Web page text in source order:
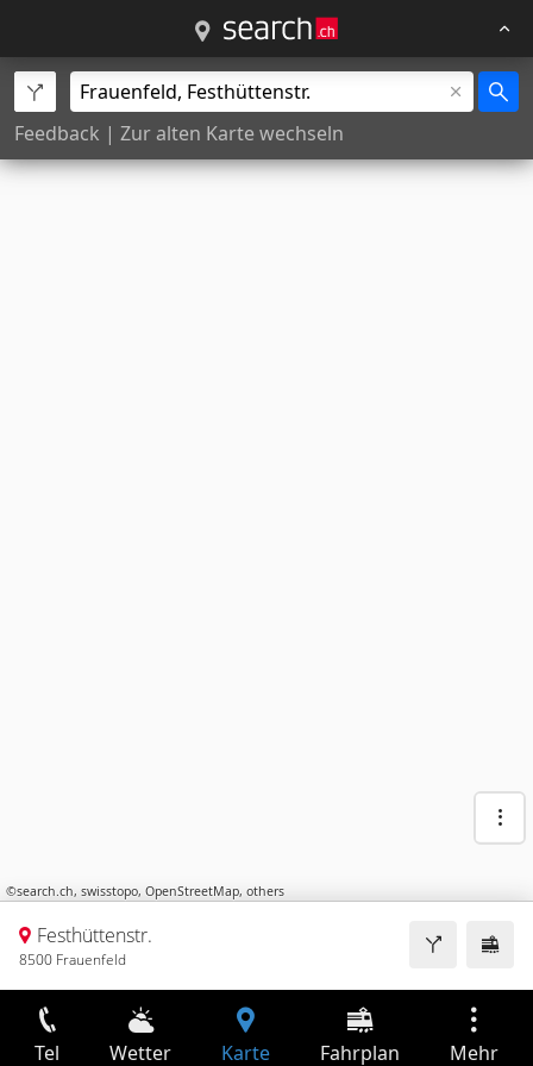
Feedback | Zur alten Karte wechseln
©search.ch, swisstopo, OpenStreetMap, others
Festhüttenstr.
8500 Frauenfeld
Tel Wetter Karte Fahrplan Mehr